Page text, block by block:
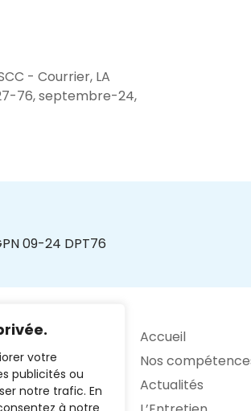
votre
publicités ou
notre trafic. En
à notre
- Courrier, LA
76, septembre-24,
Accueil
Nos
Actualités